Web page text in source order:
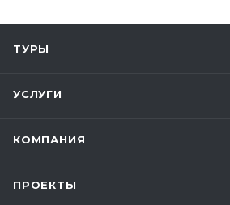
ТУРЫ
УСЛУГИ
КОМПАНИЯ
ПРОЕКТЫ